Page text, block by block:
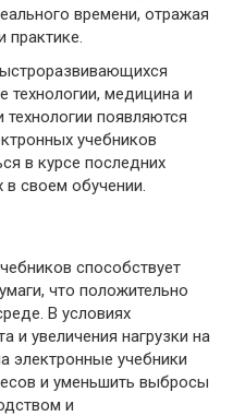
времени, отражая
практике.
технологии, медицина и
появляются
учебников
в курсе последних
в своем обучении.
способствует
что положительно
В условиях
и увеличения нагрузки на
электронные учебники
и уменьшить выбросы
и